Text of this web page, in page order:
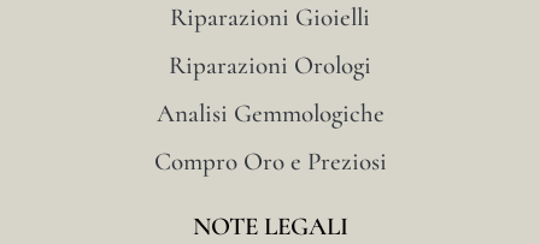
Riparazioni Gioielli
Riparazioni Orologi
Analisi Gemmologiche
Compro Oro e Preziosi
NOTE LEGALI